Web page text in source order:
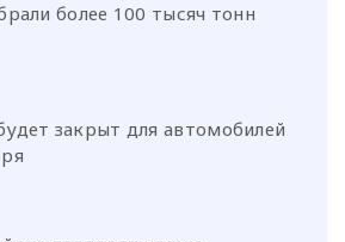
более 100 тысяч тонн
закрыт для автомобилей